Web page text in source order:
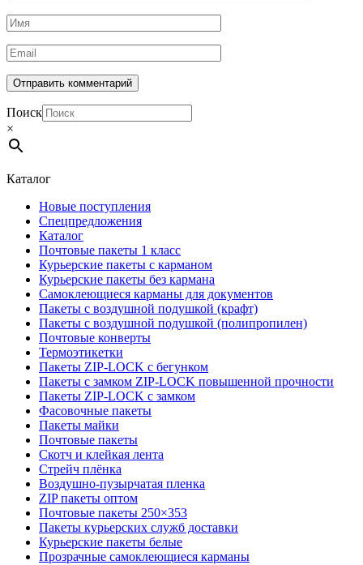
Поиск
×
Каталог
Новые поступления
Спецпредложения
Каталог
Почтовые пакеты 1 класс
Курьерские пакеты с карманом
Курьерские пакеты без кармана
Самоклеющиеся карманы для документов
Пакеты с воздушной подушкой (крафт)
Пакеты с воздушной подушкой (полипропилен)
Почтовые конверты
Термоэтикетки
Пакеты ZIP-LOCK с бегунком
Пакеты с замком ZIP-LOCK повышенной прочности
Пакеты ZIP-LOCK с замком
Фасовочные пакеты
Пакеты майки
Почтовые пакеты
Скотч и клейкая лента
Стрейч плёнка
Воздушно-пузырчатая пленка
ZIP пакеты оптом
Почтовые пакеты 250×353
Пакеты курьерских служб доставки
Курьерские пакеты белые
Прозрачные самоклеющиеся карманы